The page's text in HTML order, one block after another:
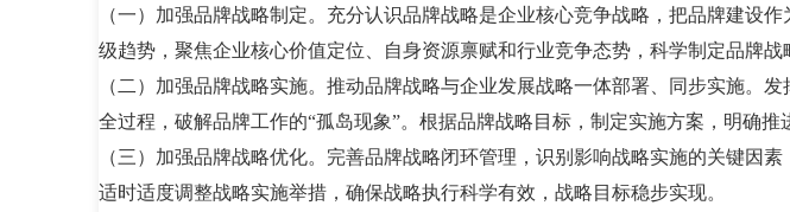
（一）加强品牌战略制定。充分认识品牌战略是企业核心竞争战略，把品牌建设
级趋势，聚焦企业核心价值定位、自身资源禀赋和行业竞争态势，科学制定品牌战
（二）加强品牌战略实施。推动品牌战略与企业发展战略一体部署、同步实施。
全过程，破解品牌工作的“孤岛现象”。根据品牌战略目标，制定实施方案，明确推
（三）加强品牌战略优化。完善品牌战略闭环管理，识别影响战略实施的关键因
适时适度调整战略实施举措，确保战略执行科学有效，战略目标稳步实现。